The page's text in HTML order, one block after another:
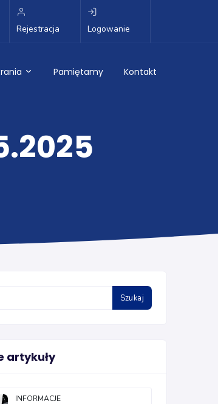
Rejestracja Logowanie
Pamiętamy Kontakt
Szukaj
artykuły
INFORMACJE